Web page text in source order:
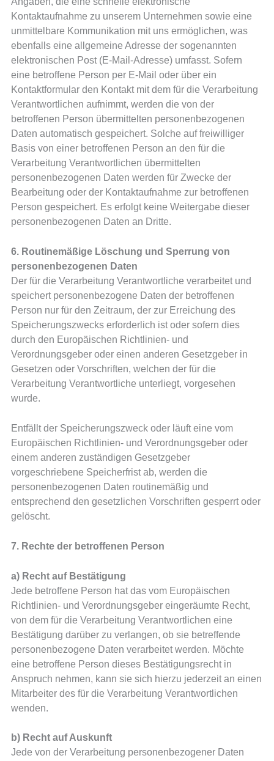
Kontaktaufnahme zu unserem Unternehmen sowie eine
unmittelbare Kommunikation mit uns ermöglichen, was
ebenfalls eine allgemeine Adresse der sogenannten
elektronischen Post (E-Mail-Adresse) umfasst. Sofern
eine betroffene Person per E-Mail oder über ein
Kontaktformular den Kontakt mit dem für die Verarbeitung
Verantwortlichen aufnimmt, werden die von der
betroffenen Person übermittelten personenbezogenen
Daten automatisch gespeichert. Solche auf freiwilliger
Basis von einer betroffenen Person an den für die
Verarbeitung Verantwortlichen übermittelten
personenbezogenen Daten werden für Zwecke der
Bearbeitung oder der Kontaktaufnahme zur betroffenen
Person gespeichert. Es erfolgt keine Weitergabe dieser
personenbezogenen Daten an Dritte.
6. Routinemäßige Löschung und Sperrung von
personenbezogenen Daten
Der für die Verarbeitung Verantwortliche verarbeitet und
speichert personenbezogene Daten der betroffenen
Person nur für den Zeitraum, der zur Erreichung des
Speicherungszwecks erforderlich ist oder sofern dies
durch den Europäischen Richtlinien- und
Verordnungsgeber oder einen anderen Gesetzgeber in
Gesetzen oder Vorschriften, welchen der für die
Verarbeitung Verantwortliche unterliegt, vorgesehen
wurde.
Entfällt der Speicherungszweck oder läuft eine vom
Europäischen Richtlinien- und Verordnungsgeber oder
einem anderen zuständigen Gesetzgeber
vorgeschriebene Speicherfrist ab, werden die
personenbezogenen Daten routinemäßig und
entsprechend den gesetzlichen Vorschriften gesperrt oder
gelöscht.
7. Rechte der betroffenen Person
a) Recht auf Bestätigung
Jede betroffene Person hat das vom Europäischen
Richtlinien- und Verordnungsgeber eingeräumte Recht,
von dem für die Verarbeitung Verantwortlichen eine
Bestätigung darüber zu verlangen, ob sie betreffende
personenbezogene Daten verarbeitet werden. Möchte
eine betroffene Person dieses Bestätigungsrecht in
Anspruch nehmen, kann sie sich hierzu jederzeit an einen
Mitarbeiter des für die Verarbeitung Verantwortlichen
wenden.
b) Recht auf Auskunft
Jede von der Verarbeitung personenbezogener Daten